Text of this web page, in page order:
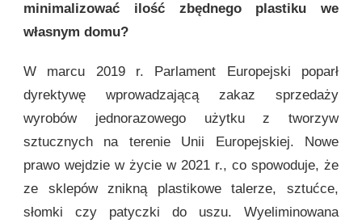
minimalizować ilość zbędnego plastiku we
własnym domu?
W marcu 2019 r. Parlament Europejski poparł
dyrektywę wprowadzającą zakaz sprzedaży
wyrobów jednorazowego użytku z tworzyw
sztucznych na terenie Unii Europejskiej. Nowe
prawo wejdzie w życie w 2021 r., co spowoduje, że
ze sklepów znikną plastikowe talerze, sztućce,
słomki czy patyczki do uszu. Wyeliminowana